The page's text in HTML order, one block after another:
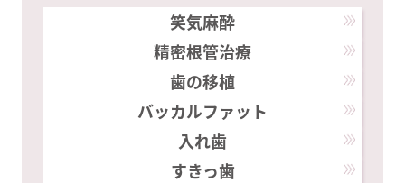
笑気麻酔
精密根管治療
歯の移植
バッカルファット
入れ歯
すきっ歯